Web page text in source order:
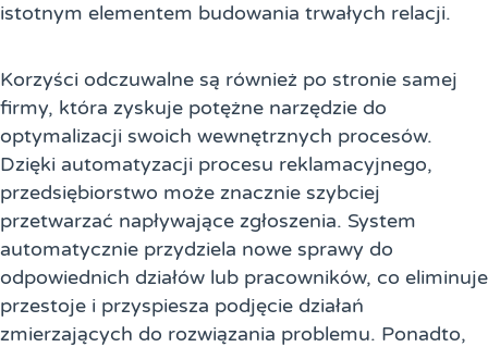
istotnym elementem budowania trwałych relacji.
Korzyści odczuwalne są również po stronie samej
firmy, która zyskuje potężne narzędzie do
optymalizacji swoich wewnętrznych procesów.
Dzięki automatyzacji procesu reklamacyjnego,
przedsiębiorstwo może znacznie szybciej
przetwarzać napływające zgłoszenia. System
automatycznie przydziela nowe sprawy do
odpowiednich działów lub pracowników, co eliminuje
przestoje i przyspiesza podjęcie działań
zmierzających do rozwiązania problemu. Ponadto,